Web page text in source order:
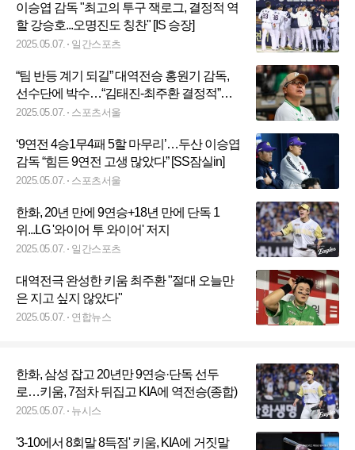
이승엽 감독 "최고의 투구 잭로그, 결정적 역
할 강승호...오명진도 칭찬" [IS 승장]
2025.05.07. 일간스포츠
“팀 반등 계기 되길” 대역전승 홍원기 감독,
선수단에 박수…“김태진-최주환 결정적”
[SS고척in]
2025.05.07. 스포츠서울
‘9연전 4승1무4패 5할 마무리’…두산 이승엽
감독 “힘든 9연전 고생 많았다” [SS잠실in]
2025.05.07. 스포츠서울
한화, 20년 만에 9연승+18년 만에 단독 1
위...LG '와이어 투 와이어' 저지
2025.05.07. 일간스포츠
대역전극 완성한 키움 최주환 "절대 오늘만
은 지고 싶지 않았다"
2025.05.07. 연합뉴스
한화, 삼성 잡고 20년만 9연승·단독 선두
로…키움, 7점차 뒤집고 KIA에 역전승(종합)
2025.05.07. 뉴시스
'3-10에서 8회말 8득점' 키움, KIA에 거짓말